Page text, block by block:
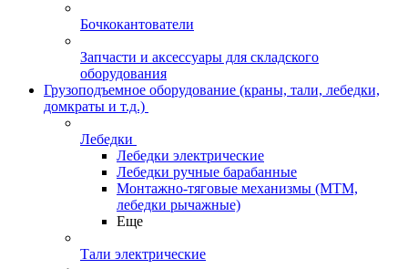
Бочкокантователи
Запчасти и аксессуары для складского
оборудования
Грузоподъемное оборудование (краны, тали, лебедки,
домкраты и т.д.)
Лебедки
Лебедки электрические
Лебедки ручные барабанные
Монтажно-тяговые механизмы (МТМ,
лебедки рычажные)
Еще
Тали электрические